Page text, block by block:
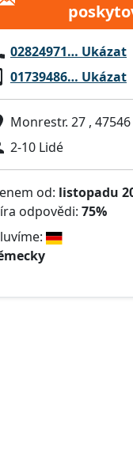
02824971… Ukázat
01739486… Ukázat
Monrestr. 27 ,
2-10 Lidé
od: listopadu
odpovědi: 75%